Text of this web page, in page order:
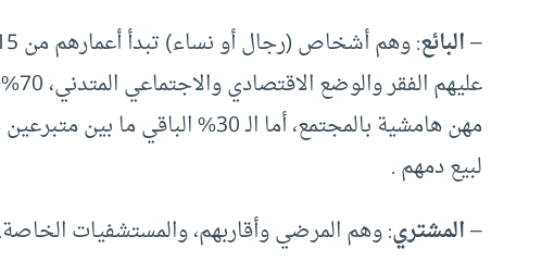
–البائع
مهن هامشية بالمجتمع، أما الـ 30%
لبيع دمهم .
–المشتري: وهم المرضي وأقاربهم، والمستشفيات الخاصة.